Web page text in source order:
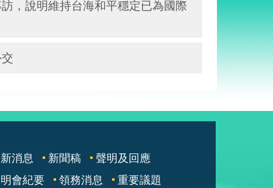
，說明維持台海和平穩定已為國際
消息 新聞稿
聲明及回應
會紀要
領務消息 重要議題